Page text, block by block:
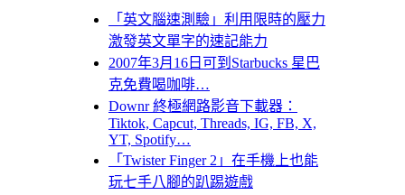
「英文腦速測驗」利用限時的壓力
激發英文單字的速記能力
2007年3月16日可到Starbucks 星巴
克免費喝咖啡…
Downr 終極網路影音下載器：
Tiktok, Capcut, Threads, IG, FB, X,
YT, Spotify…
「Twister Finger 2」在手機上也能
玩七手八腳的趴踢遊戲